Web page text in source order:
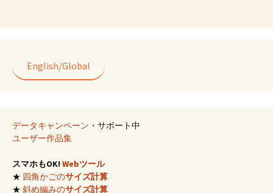
English/Global
データキャンペーン ・サポート中
ユーザー作品集
スマホもOK! Webツール
★ 四角かごのサイズ計算
★ 斜め編みのサイズ計算